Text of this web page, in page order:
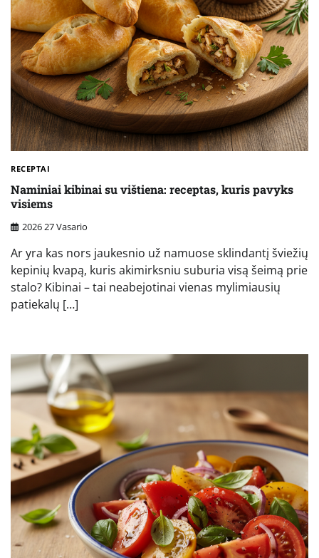
RECEPTAI
Naminiai kibinai su vištiena: receptas, kuris pavyks
visiems
2026 27 Vasario
Ar yra kas nors jaukesnio už namuose sklindantį šviežių
kepinių kvapą, kuris akimirksniu suburia visą šeimą prie
stalo? Kibinai – tai neabejotinai vienas mylimiausių
patiekalų […]